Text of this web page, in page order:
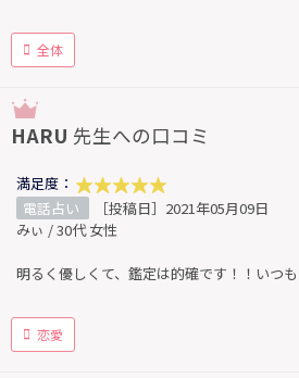
全体
HARU 先生への口コミ
満足度：
電話占い
［投稿日］2021年05月09日
みぃ / 30代 女性
明るく優しくて、鑑定は的確です！！いつ
恋愛